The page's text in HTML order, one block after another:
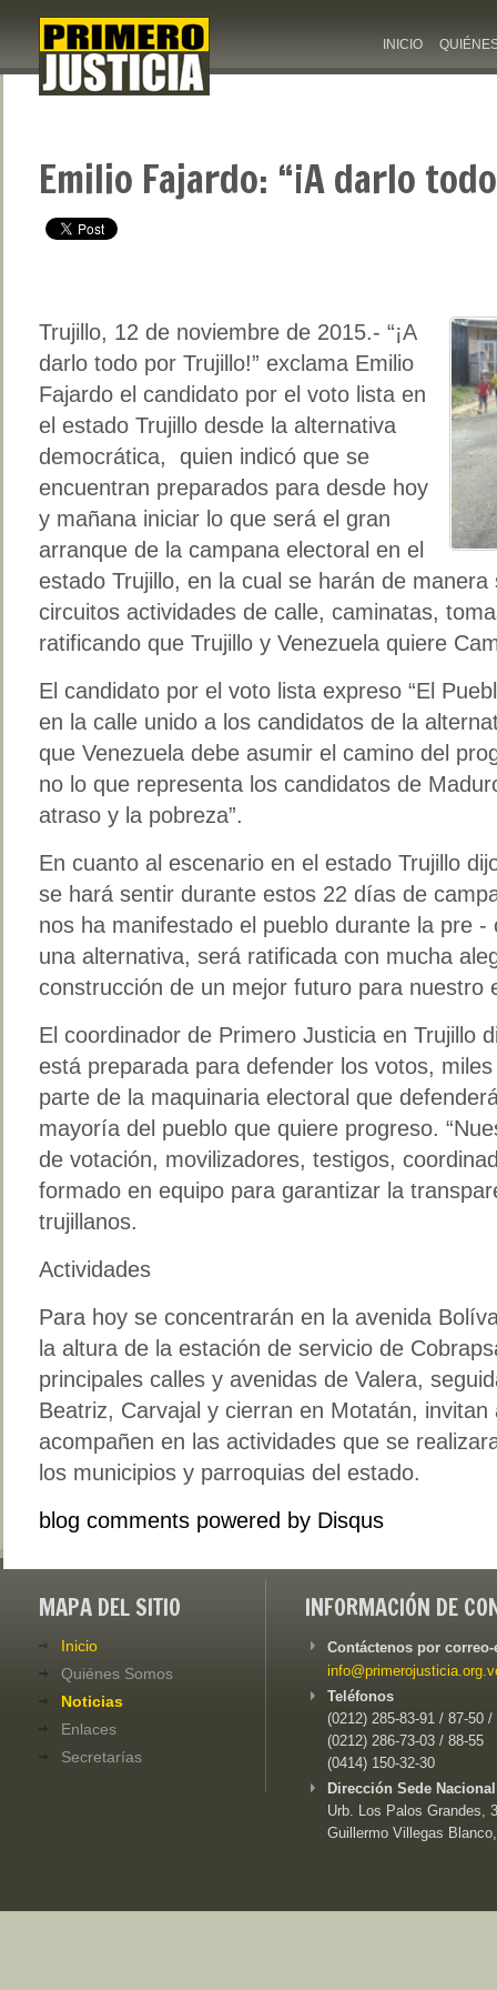
INICIO
Emilio Fajardo: “¡A darlo
Trujillo, 12 de noviembre de 2015.- “¡A
darlo todo por Trujillo!” exclama Emilio
Fajardo el candidato por el voto lista en
el estado Trujillo desde la alternativa
democrática, quien indicó que se
encuentran preparados para desde hoy
y mañana iniciar lo que será el gran
arranque de la campana electoral en el
estado Trujillo, en la cual se harán de
circuitos actividades de calle, caminatas,
ratificando que Trujillo y Venezuela quiere
El candidato por el voto lista expreso “El
en la calle unido a los candidatos de la
que Venezuela debe asumir el camino del
no lo que representa los candidatos de
atraso y la pobreza”.
En cuanto al escenario en el estado Trujillo
se hará sentir durante estos 22 días de
nos ha manifestado el pueblo durante la pre
una alternativa, será ratificada con mucha
construcción de un mejor futuro para nuestro
El coordinador de Primero Justicia en Trujillo
está preparada para defender los votos,
parte de la maquinaria electoral que
mayoría del pueblo que quiere progreso.
de votación, movilizadores, testigos,
formado en equipo para garantizar la
trujillanos.
Actividades
Para hoy se concentrarán en la avenida
la altura de la estación de servicio de
principales calles y avenidas de Valera,
Beatriz, Carvajal y cierran en Motatán,
acompañen en las actividades que se
los municipios y parroquias del estado.
blog comments powered by Disqus
MAPA DEL SITIO
Inicio
Quiénes Somos
Noticias
Enlaces
Secretarías
INFORMACIÓN DE
Contáctenos por
Teléfonos
(0212) 285-83-91 / 87-50 /
(0212) 286-73-03 / 88-55
(0414) 150-32-30
Dirección Sede
Urb. Los Palos Grandes,
Guillermo Villegas